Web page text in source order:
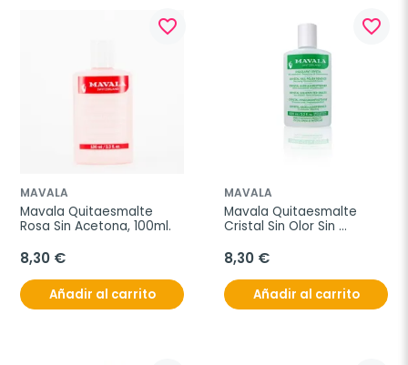
favorite_border
MAVALA
Mavala Quitaesmalte
Rosa Sin Acetona, 100ml.
8,30 €
Añadir al carrito
favorite_border
MAVALA
Mavala Quitaesmalte
Cristal Sin Olor Sin
100ml.
8,30 €
Añadir al carrito